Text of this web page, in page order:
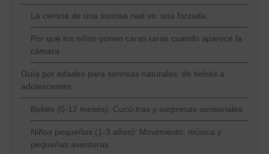
La ciencia de una sonrisa real vs. una forzada
Por qué los niños ponen caras raras cuando aparece la
cámara
Guía por edades para sonrisas naturales: de bebés a
adolescentes
Bebés (0-12 meses): Cucú-tras y sorpresas sensoriales
Niños pequeños (1-3 años): Movimiento, música y
pequeñas aventuras